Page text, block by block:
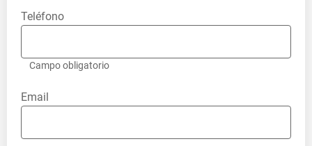
Teléfono
Campo obligatorio
Email